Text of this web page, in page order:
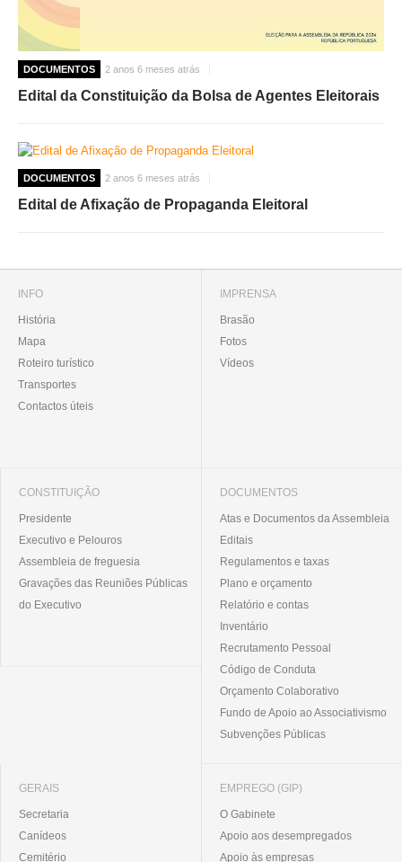
DOCUMENTOS 2 anos 6 meses atrás
Edital da Constituição da Bolsa de Agentes Eleitorais
DOCUMENTOS 2 anos 6 meses atrás
Edital de Afixação de Propaganda Eleitoral
INFO
História
Mapa
Roteiro turístico
Transportes
Contactos úteis
IMPRENSA
Brasão
Fotos
Vídeos
CONSTITUIÇÃO
Presidente
Executivo e Pelouros
Assembleia de freguesia
Gravações das Reuniões Públicas
do Executivo
DOCUMENTOS
Atas e Documentos da Assembleia
Editais
Regulamentos e taxas
Plano e orçamento
Relatório e contas
Inventário
Recrutamento Pessoal
Código de Conduta
Orçamento Colaborativo
Fundo de Apoio ao Associativismo
Subvenções Públicas
GERAIS
Secretaria
Canídeos
Cemitério
EMPREGO (GIP)
O Gabinete
Apoio aos desempregados
Apoio às empresas